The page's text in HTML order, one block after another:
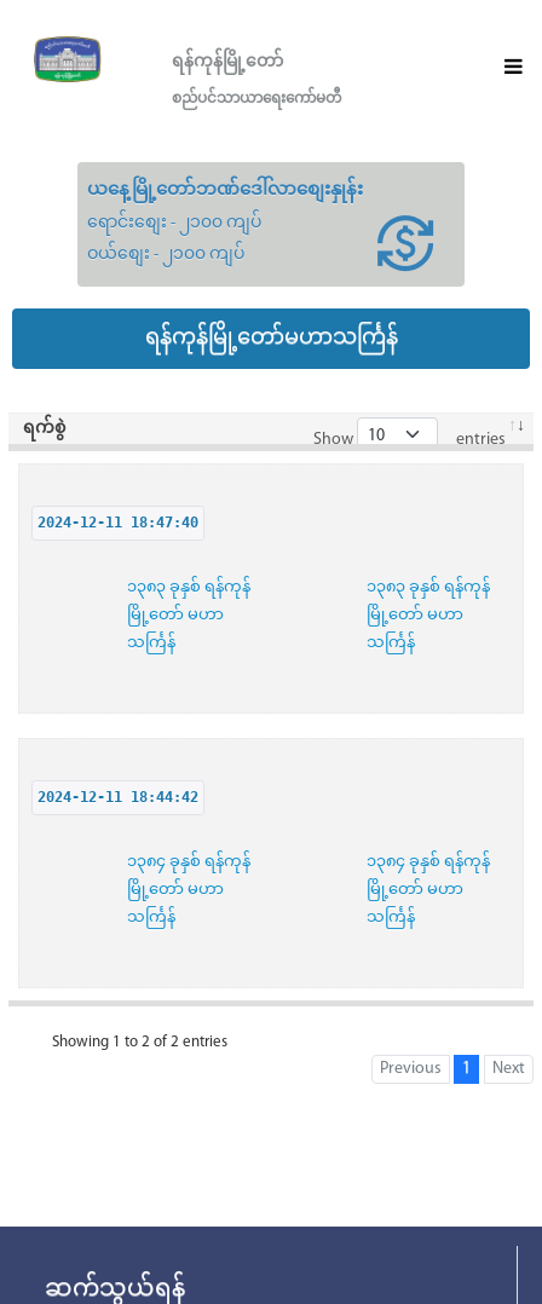
ရန်ကုန်မြို့တော်
စည်ပင်သာယာရေးကော်မတီ
ယနေ့မြို့တော်ဘဏ်ဒေါ်လာစျေးနှုန်း
ရောင်းစျေး - ၂၁၀၀ ကျပ်
ဝယ်စျေး - ၂၁၀၀ ကျပ်
ရန်ကုန်မြို့တော်မဟာသင်္ကြန်
Show entries
ရက်စွဲ
2024-12-11 18:47:40
၁၃၈၃ ခုနှစ် ရန်ကုန်
မြို့တော် မဟာ
သင်္ကြန်
၁၃၈၃ ခုနှစ် ရန်ကုန်
မြို့တော် မဟာ
သင်္ကြန်
2024-12-11 18:44:42
၁၃၈၄ ခုနှစ် ရန်ကုန်
မြို့တော် မဟာ
သင်္ကြန်
၁၃၈၄ ခုနှစ် ရန်ကုန်
မြို့တော် မဟာ
သင်္ကြန်
Showing 1 to 2 of 2 entries
Previous 1 Next
ဆက်သွယ်ရန်